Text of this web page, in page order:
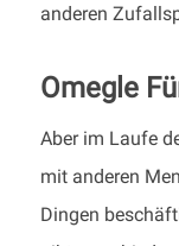
anderen
Omegle
Aber im Laufe
mit anderen
Dingen